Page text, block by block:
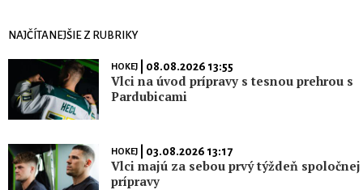
NAJČÍTANEJŠIE Z RUBRIKY
HOKEJ| 08.08.2026 13:55
Vlci na úvod prípravy s tesnou prehrou s
Pardubicami
HOKEJ| 03.08.2026 13:17
Vlci majú za sebou prvý týždeň spoločnej
prípravy